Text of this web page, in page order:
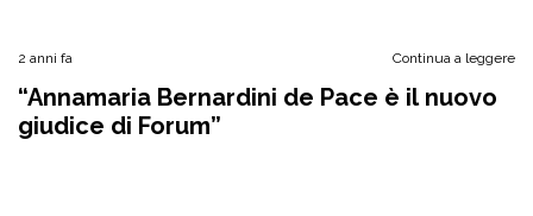
2 anni fa Continua a leggere
“Annamaria Bernardini de Pace è il nuovo
giudice di Forum”